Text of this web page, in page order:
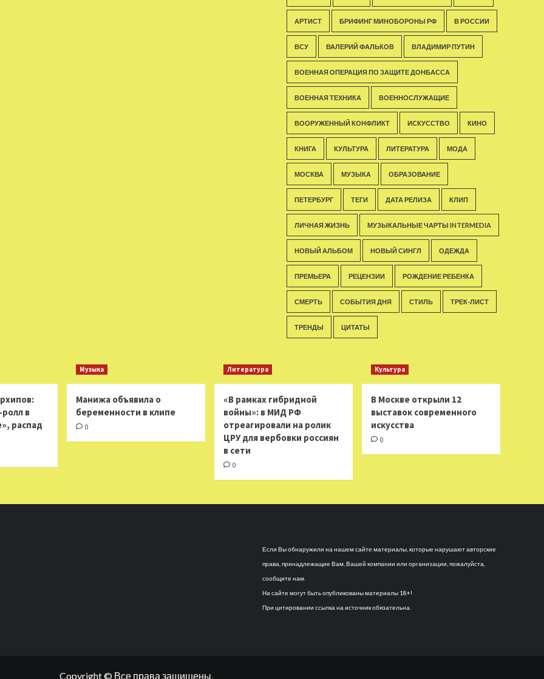
АРТИСТ БРИФИНГ МИНОБОРОНЫ РФ В РОССИИ
ВСУ ВАЛЕРИЙ ФАЛЬКОВ ВЛАДИМИР ПУТИН
ВОЕННАЯ ОПЕРАЦИЯ ПО ЗАЩИТЕ ДОНБАССА
ВОЕННАЯ ТЕХНИКА ВОЕННОСЛУЖАЩИЕ
ВООРУЖЕННЫЙ КОНФЛИКТ ИСКУССТВО КИНО
КНИГА КУЛЬТУРА ЛИТЕРАТУРА МОДА
МОСКВА МУЗЫКА ОБРАЗОВАНИЕ
ПЕТЕРБУРГ ТЕГИ ДАТА РЕЛИЗА КЛИП
ЛИЧНАЯ ЖИЗНЬ МУЗЫКАЛЬНЫЕ ЧАРТЫ INTERMEDIA
НОВЫЙ АЛЬБОМ НОВЫЙ СИНГЛ ОДЕЖДА
ПРЕМЬЕРА РЕЦЕНЗИИ РОЖДЕНИЕ РЕБЕНКА
СМЕРТЬ СОБЫТИЯ ДНЯ СТИЛЬ ТРЕК-ЛИСТ
ТРЕНДЫ ЦИТАТЫ
в
распад
Музыка
Манижа объявила о
беременности в клипе
0
Литература
«В рамках гибридной
войны»: в МИД РФ
отреагировали на ролик
ЦРУ для вербовки россиян
в сети
0
Культура
В Москве открыли 12
выставок современного
искусства
0
Если Вы обнаружили на нашем сайте материалы, которые нарушают авторские
права, принадлежащие Вам, Вашей компании или организации, пожалуйста,
сообщите нам.
На сайте могут быть опубликованы материалы 18+!
При цитировании ссылка на источник обязательна.
Copyright © Все права защищены.